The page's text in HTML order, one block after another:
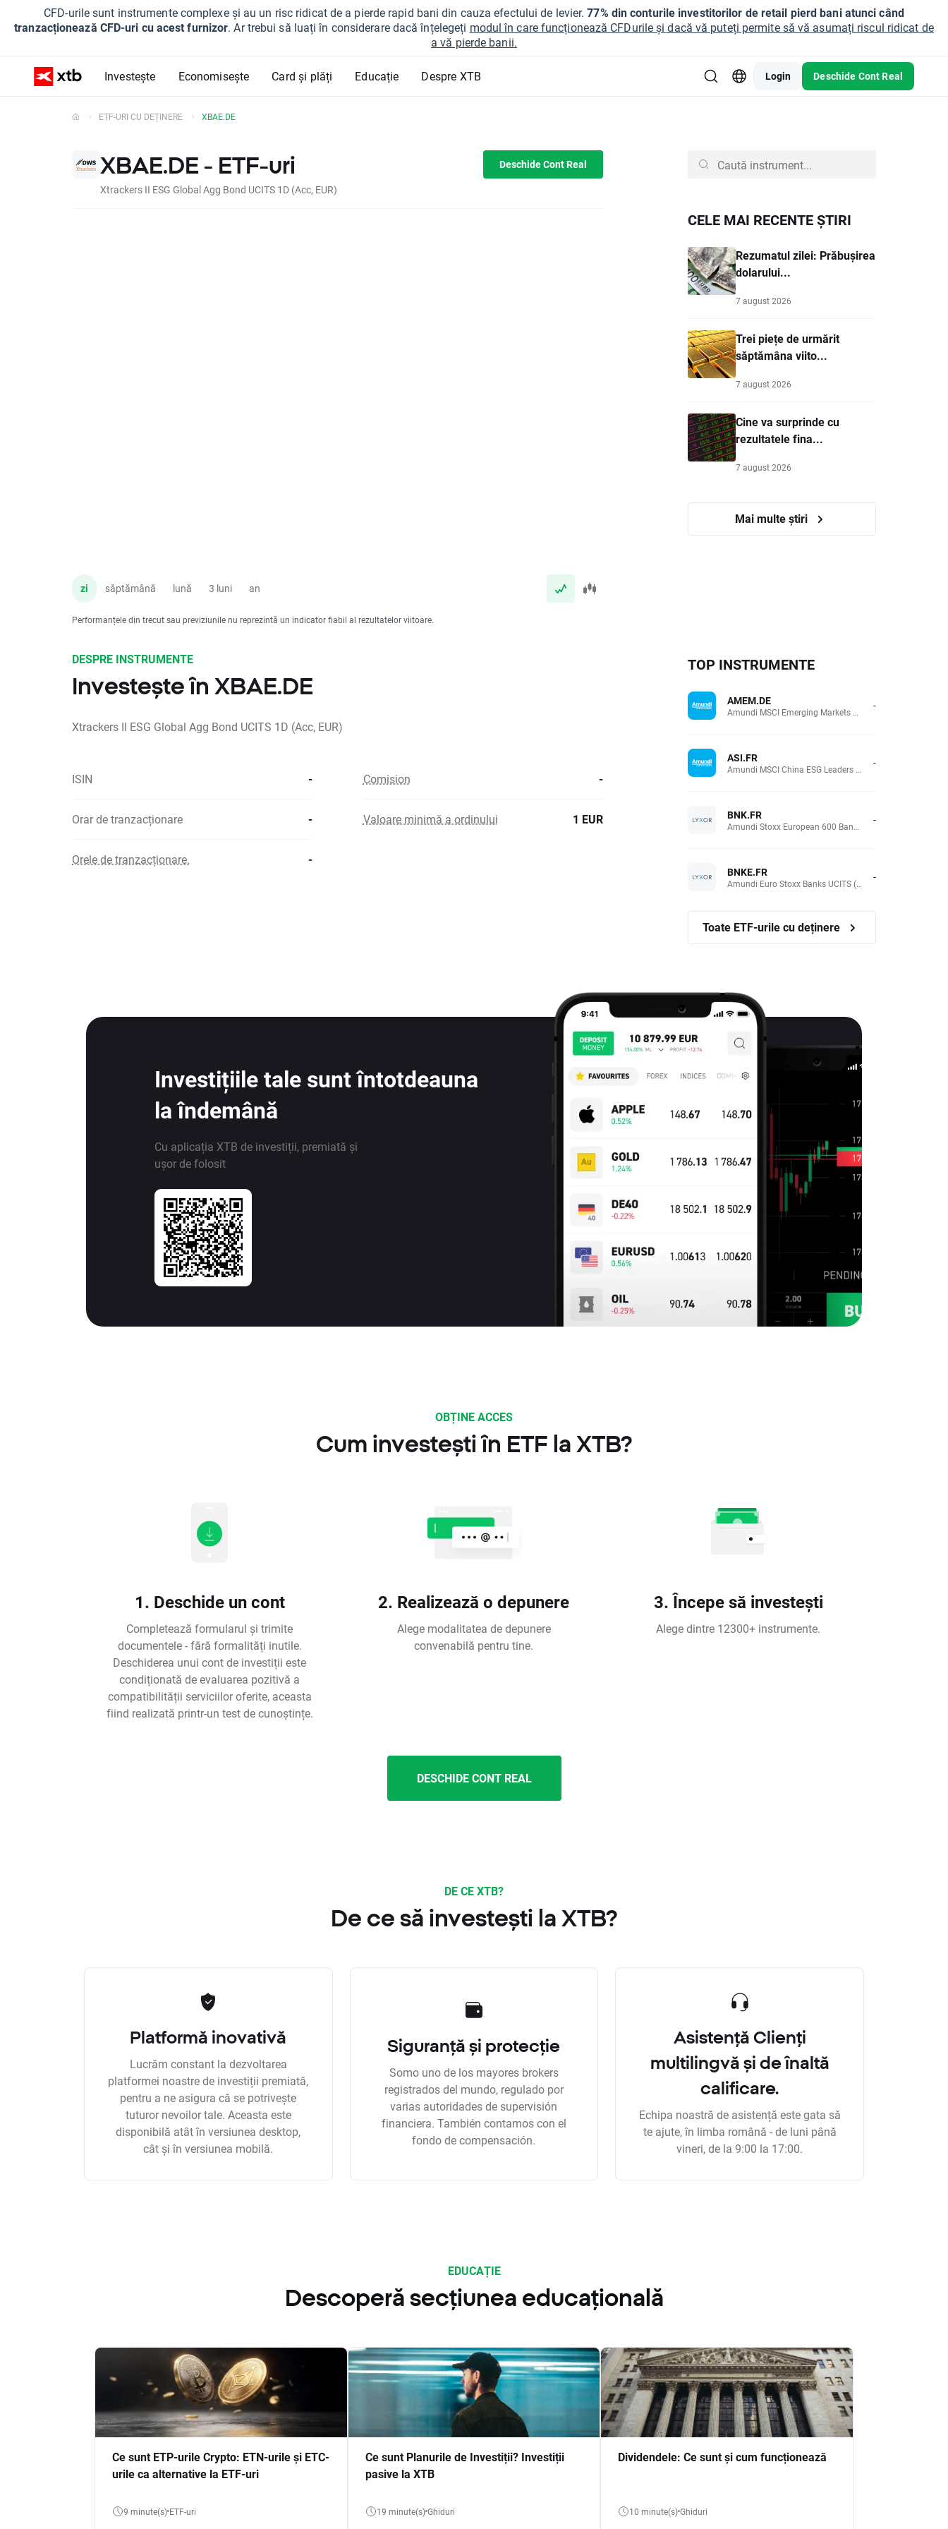
CFD-urile sunt instrumente complexe și au un risc ridicat de a pierde rapid bani din cauza efectului de levier.77% din conturile investitorilor de retail pierd bani atunci când
tranzacționează CFD-uri cu acest furnizor. Ar trebui să luați în considerare dacă înțelegeți modul în care funcționează CFDurile și dacă vă puteți permite să vă asumați riscul ridicat de
a vă pierde banii.
Investește Economisește Card și plăți Educație Despre XTB Login Deschide Cont Real
ETF-URI CU DEȚINERE XBAE.DE
XBAE.DE - ETF-uri
Xtrackers II ESG Global Agg Bond UCITS 1D (Acc, EUR)
Deschide Cont Real
zi săptămână lună 3 luni an
Performanțele din trecut sau previziunile nu reprezintă un indicator fiabil al rezultatelor viitoare.
CELE MAI RECENTE ȘTIRI
Rezumatul zilei: Prăbușirea
dolarului...
7 august 2026
Trei piețe de urmărit
săptămâna viito...
7 august 2026
Cine va surprinde cu
rezultatele fina...
7 august 2026
Mai multe știri
DESPRE INSTRUMENTE
Investește în XBAE.DE
Xtrackers II ESG Global Agg Bond UCITS 1D (Acc, EUR)
ISIN - Comision -
Orar de tranzacționare - Valoare minimă a ordinului 1 EUR
Orele de tranzacționare. -
TOP INSTRUMENTE
AMEM.DE
Amundi MSCI Emerging Markets UCITS (Acc EUR) -
ASI.FR
Amundi MSCI China ESG Leaders Extra (DR) UCITS (Acc EUR) -
BNK.FR
Amundi Stoxx European 600 Banks UCITS(Acc EUR) -
BNKE.FR
Amundi Euro Stoxx Banks UCITS (Acc EUR) -
Toate ETF-urile cu deținere
Investițiile tale sunt întotdeauna
la îndemână
Cu aplicația XTB de investiții, premiată și
ușor de folosit
OBȚINE ACCES
Cum investești în ETF la XTB?
1. Deschide un cont
Completează formularul și trimite
documentele - fără formalități inutile.
Deschiderea unui cont de investiții este
condiționată de evaluarea pozitivă a
compatibilității serviciilor oferite, aceasta
fiind realizată printr-un test de cunoștințe.
2. Realizează o depunere
Alege modalitatea de depunere
convenabilă pentru tine.
3. Începe să investești
Alege dintre 12300+ instrumente.
DESCHIDE CONT REAL
DE CE XTB?
De ce să investești la XTB?
Platformă inovativă
Lucrăm constant la dezvoltarea
platformei noastre de investiții premiată,
pentru a ne asigura că se potrivește
tuturor nevoilor tale. Aceasta este
disponibilă atât în versiunea desktop,
cât și în versiunea mobilă.
Siguranță și protecție
Somo uno de los mayores brokers
registrados del mundo, regulado por
varias autoridades de supervisión
financiera. También contamos con el
fondo de compensación.
Asistență Clienți
multilingvă și de înaltă
calificare.
Echipa noastră de asistență este gata să
te ajute, în limba română - de luni până
vineri, de la 9:00 la 17:00.
EDUCAȚIE
Descoperă secțiunea educațională
Ce sunt ETP-urile Crypto: ETN-urile și ETC-
urile ca alternative la ETF-uri
9 minute(s) ETF-uri
Ce sunt Planurile de Investiții? Investiții
pasive la XTB
19 minute(s) Ghiduri
Dividendele: Ce sunt și cum funcționează
10 minute(s) Ghiduri